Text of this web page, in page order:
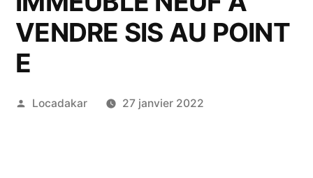
VENDRE SIS AU POINT
E
Publié
Locadakar 27 janvier 2022